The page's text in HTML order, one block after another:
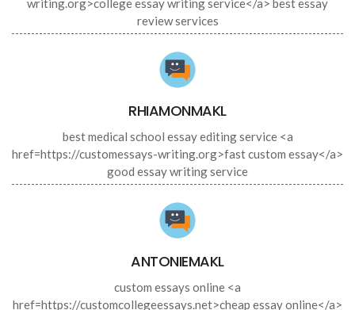
writing.org>college essay writing service</a> best essay
review services
RHIAMONMAKL
best medical school essay editing service <a
href=https://customessays-writing.org>fast custom essay</a>
good essay writing service
ANTONIEMAKL
custom essays online <a
href=https://customcollegeessays.net>cheap essay online</a>